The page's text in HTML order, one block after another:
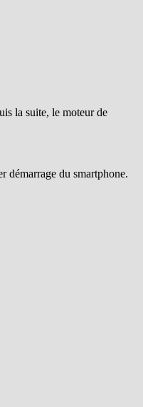
la suite, le moteur de
démarrage du smartphone.